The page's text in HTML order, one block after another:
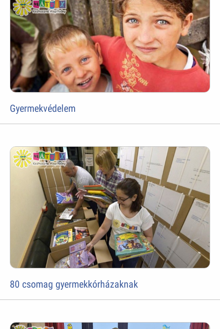
Gyermekvédelem
80 csomag gyermekkórházaknak